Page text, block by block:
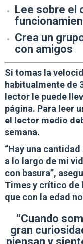
Lee sobre el
Crea un
con amigos
Si tomas la
habitualmente de
lector le puede
página. Para leer
el lector medio
semana.
“Hay una
a lo largo de mi
con basura”,
Times y crítico de
que con la edad
“Cuando
gran
piensan y